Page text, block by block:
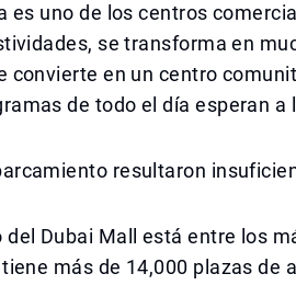
es uno de los centros
se transforma en
convierte en un centro
de todo el día esperan a
resultaron
Dubai Mall está entre los
más de 14,000 plazas de